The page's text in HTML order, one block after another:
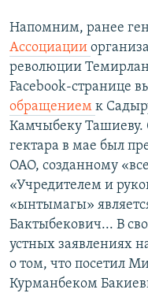
Напомним, ранее
Ассоциации
революции
Facebook-странице
обращением к
Камчыбеку Ташиеву.
гектара в мае был
ОАО, созданному
«Учредителем и
«ынтымагы»
Бактыбекович... В
устных заявлениях
о том, что посетил
Курманбеком